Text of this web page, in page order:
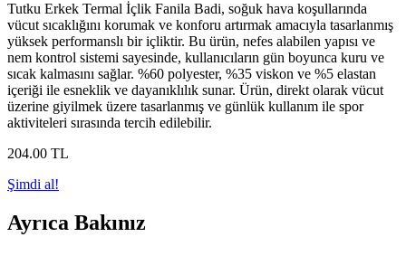
Tutku Erkek Termal İçlik Fanila Badi, soğuk hava koşullarında
vücut sıcaklığını korumak ve konforu artırmak amacıyla tasarlanmış
yüksek performanslı bir içliktir. Bu ürün, nefes alabilen yapısı ve
nem kontrol sistemi sayesinde, kullanıcıların gün boyunca kuru ve
sıcak kalmasını sağlar. %60 polyester, %35 viskon ve %5 elastan
içeriği ile esneklik ve dayanıklılık sunar. Ürün, direkt olarak vücut
üzerine giyilmek üzere tasarlanmış ve günlük kullanım ile spor
aktiviteleri sırasında tercih edilebilir.
204.00 TL
Şimdi al!
Ayrıca Bakınız